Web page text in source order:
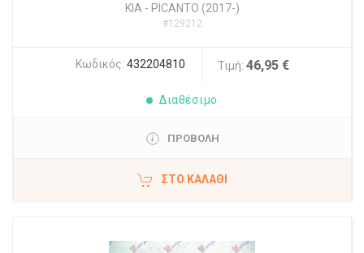
KIA - PICANTO (2017-)
#129212
Κωδικός: 432204810 Τιμή: 46,95 €
Διαθέσιμο
ΠΡΟΒΟΛΗ
ΣΤΟ ΚΑΛΆΘΙ